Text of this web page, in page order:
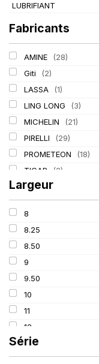
LUBRIFIANT
Fabricants
AMINE
(28)
Giti
(2)
LASSA
(1)
LING LONG
(3)
MICHELIN
(21)
PIRELLI
(29)
PROMETEON
(18)
TIGAR
(2)
Largeur
8
8.25
8.50
9
9.50
10
11
12
13
14
Série